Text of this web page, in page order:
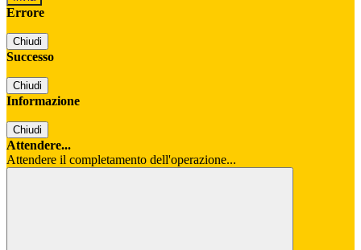
Errore
Chiudi
Successo
Chiudi
Informazione
Chiudi
Attendere...
Attendere il completamento dell'operazione...